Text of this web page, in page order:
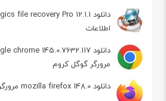
اطلاعات
مرورگر گوگل کروم
دانلود mozilla firefox 148.0 مرورگر موزیلا فایرفاکس